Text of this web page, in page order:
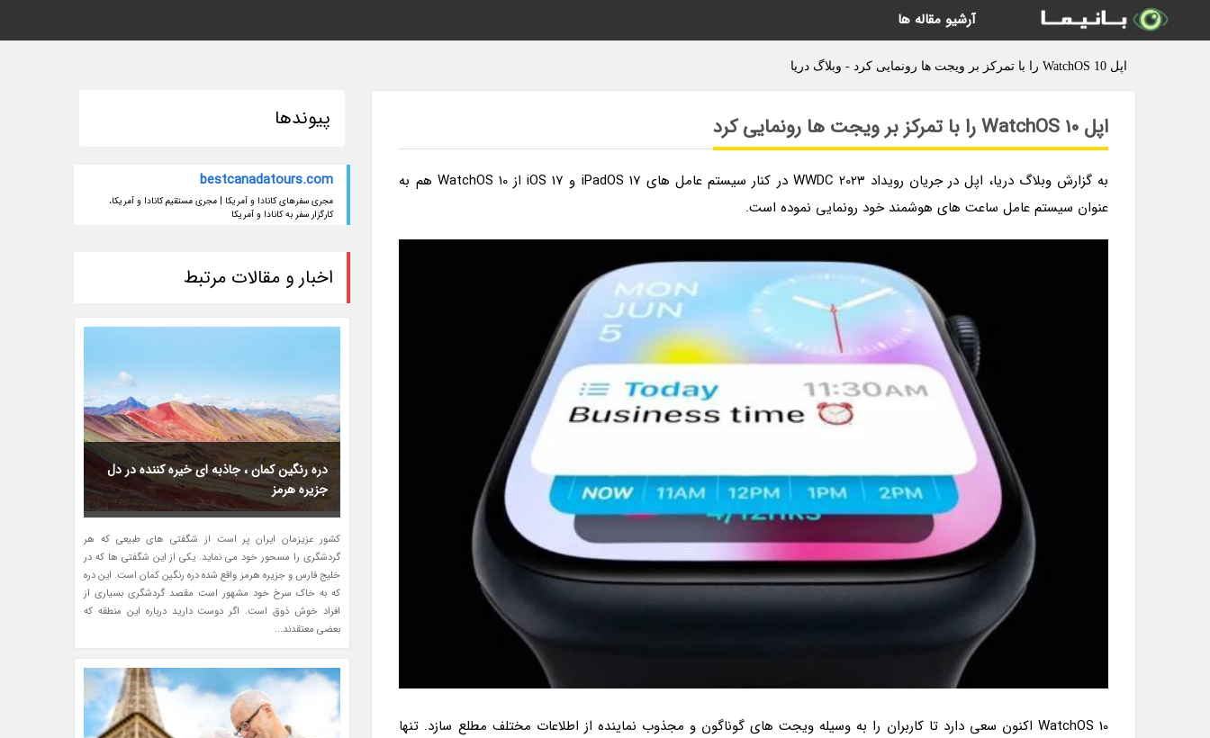
اپل WatchOS 10 را با تمرکز بر ویجت ها رونمایی کرد - وبلاگ دریا
اپل WatchOS 10 را با تمرکز بر ویجت ها رونمایی کرد
به گزارش وبلاگ دریا، اپل در جریان رویداد WWDC 2023 در کنار سیستم عامل های iPadOS 17 و iOS 17 از WatchOS 10 هم به
عنوان سیستم عامل ساعت های هوشمند خود رونمایی نموده است.
WatchOS 10 اکنون سعی دارد تا کاربران را به وسیله ویجت های گوناگون و مجذوب نماینده از اطلاعات مختلف مطلع سازد. تنها
پیوندها
bestcanadatours.com
مجری سفرهای کانادا و آمریکا | مجری مستقیم کانادا و آمریکا،
کارگزار سفر به کانادا و آمریکا
اخبار و مقالات مرتبط
دره رنگین کمان ، جاذبه ای خیره کننده در دل
جزیره هرمز
کشور عزیزمان ایران پر است از شگفتی های طبیعی که هر
گردشگری را مسحور خود می نماید. یکی از این شگفتی ها که در
خلیج فارس و جزیره هرمز واقع شده دره رنگین کمان است. این دره
که به خاک سرخ خود مشهور است مقصد گردشگری بسیاری از
افراد خوش ذوق است. اگر دوست دارید درباره این منطقه که
بعضی معتقدند...
آرشیو مقاله ها